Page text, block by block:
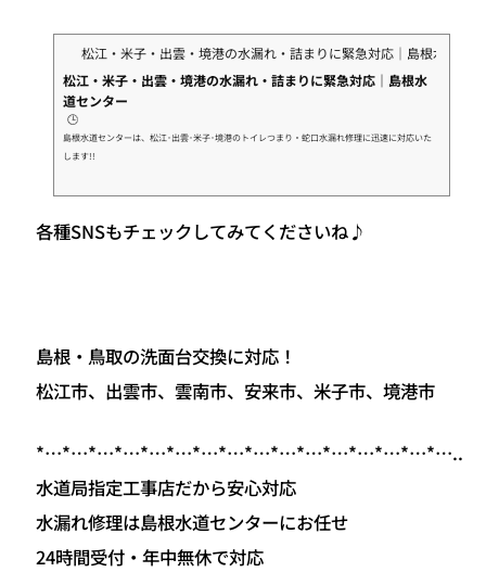
松江・米子・出雲・境港の水漏れ・詰まりに緊急対応｜島根水道セ
松江・米子・出雲・境港の水漏れ・詰まりに緊急対応｜島根水
道センター
🕒️
島根水道センターは、松江･出雲･米子･境港のトイレつまり・蛇口水漏れ修理に迅速に対応いた
します!!
各種SNSもチェックしてみてくださいね♪
島根・鳥取の洗面台交換に対応！
松江市、出雲市、雲南市、安来市、米子市、境港市
*…*…*…*…*…*…*…*…*…*…*…*…*…*…*…*…..
水道局指定工事店だから安心対応
水漏れ修理は島根水道センターにお任せ
24時間受付・年中無休で対応